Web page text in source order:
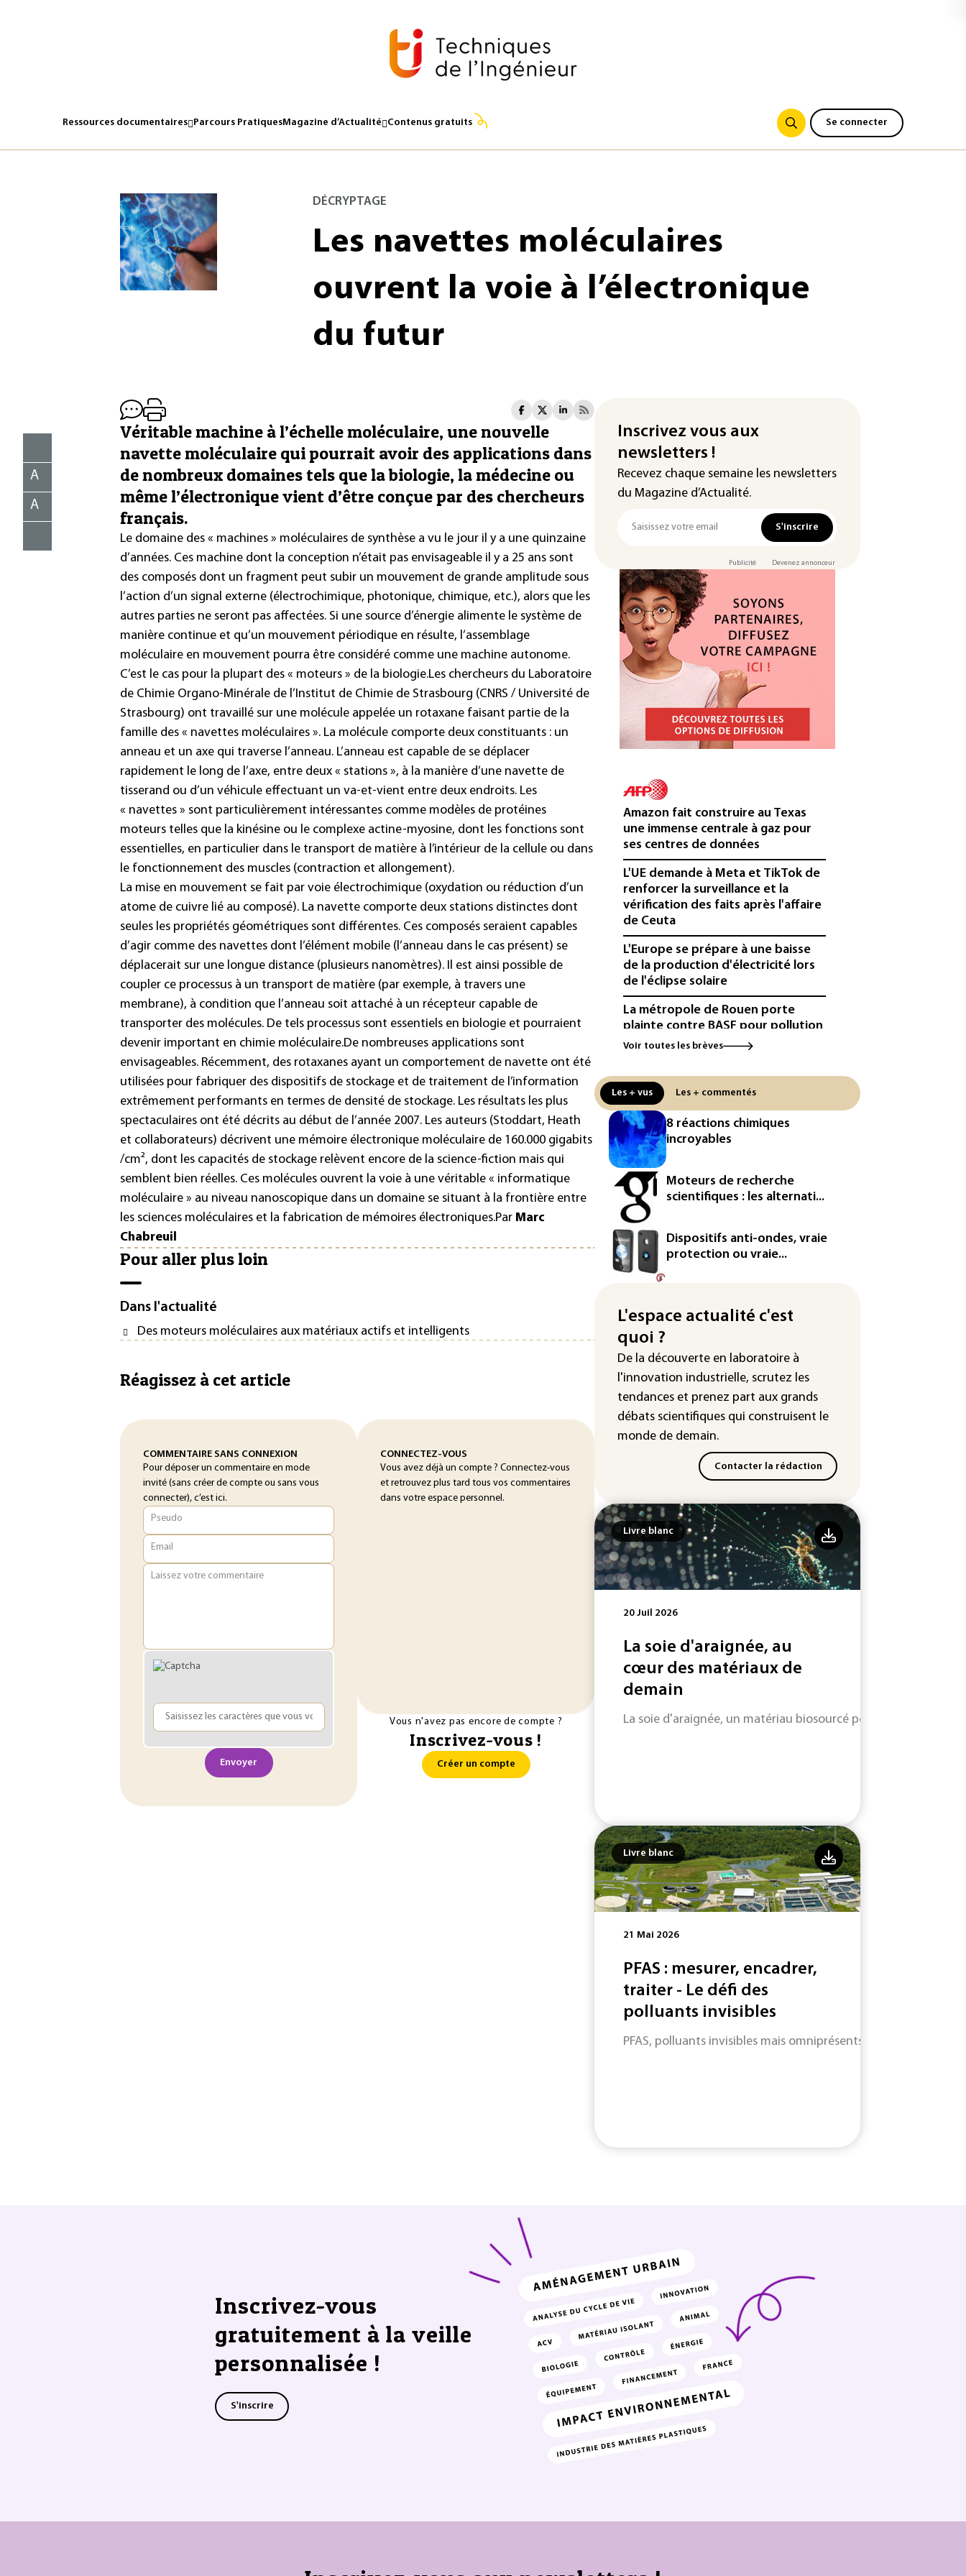
Ressources documentaires Parcours PratiquesMagazine d’Actualité Contenus gratuits Se connecter
DÉCRYPTAGE
Les navettes moléculaires
ouvrent la voie à l’électronique
du futur
A
A
Véritable machine à l’échelle moléculaire, une nouvelle
navette moléculaire qui pourrait avoir des applications dans
de nombreux domaines tels que la biologie, la médecine ou
même l’électronique vient d’être conçue par des chercheurs
français.
Le domaine des « machines » moléculaires de synthèse a vu le jour il y a une quinzaine
d’années. Ces machine dont la conception n’était pas envisageable il y a 25 ans sont
des composés dont un fragment peut subir un mouvement de grande amplitude sous
l’action d’un signal externe (électrochimique, photonique, chimique, etc.), alors que les
autres parties ne seront pas affectées. Si une source d’énergie alimente le système de
manière continue et qu’un mouvement périodique en résulte, l’assemblage
moléculaire en mouvement pourra être considéré comme une machine autonome.
C’est le cas pour la plupart des « moteurs » de la biologie.Les chercheurs du Laboratoire
de Chimie Organo-Minérale de l’Institut de Chimie de Strasbourg (CNRS / Université de
Strasbourg) ont travaillé sur une molécule appelée un rotaxane faisant partie de la
famille des « navettes moléculaires ». La molécule comporte deux constituants : un
anneau et un axe qui traverse l’anneau. L’anneau est capable de se déplacer
rapidement le long de l’axe, entre deux « stations », à la manière d’une navette de
tisserand ou d’un véhicule effectuant un va-et-vient entre deux endroits. Les
« navettes » sont particulièrement intéressantes comme modèles de protéines
moteurs telles que la kinésine ou le complexe actine-myosine, dont les fonctions sont
essentielles, en particulier dans le transport de matière à l’intérieur de la cellule ou dans
le fonctionnement des muscles (contraction et allongement).
La mise en mouvement se fait par voie électrochimique (oxydation ou réduction d’un
atome de cuivre lié au composé). La navette comporte deux stations distinctes dont
seules les propriétés géométriques sont différentes. Ces composés seraient capables
d’agir comme des navettes dont l’élément mobile (l’anneau dans le cas présent) se
déplacerait sur une longue distance (plusieurs nanomètres). Il est ainsi possible de
coupler ce processus à un transport de matière (par exemple, à travers une
membrane), à condition que l’anneau soit attaché à un récepteur capable de
transporter des molécules. De tels processus sont essentiels en biologie et pourraient
devenir important en chimie moléculaire.De nombreuses applications sont
envisageables. Récemment, des rotaxanes ayant un comportement de navette ont été
utilisées pour fabriquer des dispositifs de stockage et de traitement de l’information
extrêmement performants en termes de densité de stockage. Les résultats les plus
spectaculaires ont été décrits au début de l’année 2007. Les auteurs (Stoddart, Heath
et collaborateurs) décrivent une mémoire électronique moléculaire de 160.000 gigabits
/cm², dont les capacités de stockage relèvent encore de la science-fiction mais qui
semblent bien réelles. Ces molécules ouvrent la voie à une véritable « informatique
moléculaire » au niveau nanoscopique dans un domaine se situant à la frontière entre
les sciences moléculaires et la fabrication de mémoires électroniques.Par Marc
Chabreuil
Pour aller plus loin
Dans l'actualité
Des moteurs moléculaires aux matériaux actifs et intelligents
Réagissez à cet article
COMMENTAIRE SANS CONNEXION
Pour déposer un commentaire en mode
invité (sans créer de compte ou sans vous
connecter), c’est ici.
Pseudo
Email
Laissez votre commentaire
Envoyer
CONNECTEZ-VOUS
Vous avez déjà un compte ? Connectez-vous
et retrouvez plus tard tous vos commentaires
dans votre espace personnel.
Vous n'avez pas encore de compte ?
Inscrivez-vous !
Créer un compte
Inscrivez vous aux
newsletters !
Recevez chaque semaine les newsletters
du Magazine d’Actualité.
S'inscrire
Publicité Devenez annonceur
Amazon fait construire au Texas
une immense centrale à gaz pour
ses centres de données
L'UE demande à Meta et TikTok de
renforcer la surveillance et la
vérification des faits après l'affaire
de Ceuta
L'Europe se prépare à une baisse
de la production d'électricité lors
de l'éclipse solaire
La métropole de Rouen porte
plainte contre BASF pour pollution
aux PFAS
la centrale de Golfech reconnectée
au réseau
Véhicules de livraison autonomes:
la France ouvre la voie à leur
homologation
Iris³: Eutelsat investira 3,4 milliards
d'euros dans la future
constellation européenne
Le magazine VSD racheté par
l'entrepreneur Vianney d'Alançon
attendue au plus bas depuis 1980
"Retour en force" progressif de la
chaleur dans les prochains jours en
France
Voir toutes les brèves
Les + vus Les + commentés
8 réactions chimiques
incroyables
Moteurs de recherche
scientifiques : les alternati...
Dispositifs anti-ondes, vraie
protection ou vraie...
L'espace actualité c'est
quoi ?
De la découverte en laboratoire à
l'innovation industrielle, scrutez les
tendances et prenez part aux grands
débats scientifiques qui construisent le
monde de demain.
Contacter la rédaction
Livre blanc
20 Juil 2026
La soie d'araignée, au
cœur des matériaux de
demain
La soie d'araignée, un matériau biosourcé performant et
Livre blanc
21 Mai 2026
PFAS : mesurer, encadrer,
traiter - Le défi des
polluants invisibles
PFAS, polluants invisibles mais omniprésents : entre angles
Inscrivez-vous
gratuitement à la veille
personnalisée !
S'inscrire